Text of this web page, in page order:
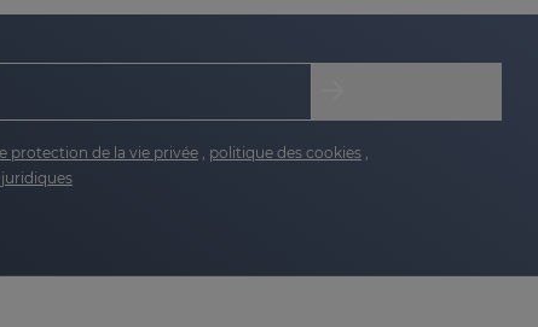
protection de la vie privée , politique des cookies ,